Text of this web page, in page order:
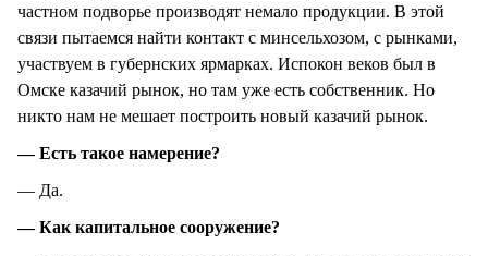
частном подворье производят немало продукции. В этой
связи пытаемся найти контакт с минсельхозом, с рынками,
участвуем в губернских ярмарках. Испокон веков был в
Омске казачий рынок, но там уже есть собственник. Но
никто нам не мешает построить новый казачий рынок.
— Есть такое намерение?
— Да.
— Как капитальное сооружение?